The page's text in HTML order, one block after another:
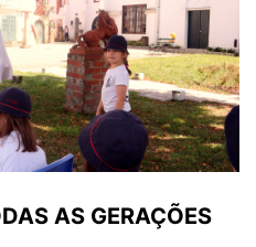
AS GERAÇÕES